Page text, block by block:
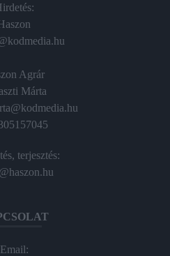
Agrár
Márta
terjesztés:
Email: